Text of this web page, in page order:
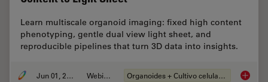
Learn multiscale organoid imaging: fixed high content
phenotyping, gentle dual view light sheet, and
reproducible pipelines that turn 3D data into insights.
Jun 01, 2026 Webinar Organoides + Cultivo celular 3D